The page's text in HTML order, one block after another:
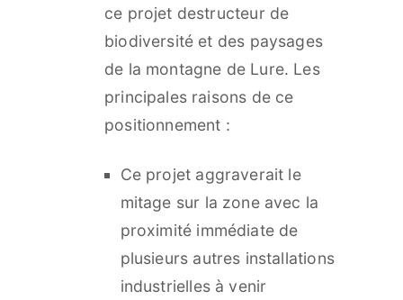
ce projet destructeur de
biodiversité et des paysages
de la montagne de Lure. Les
principales raisons de ce
positionnement :
Ce projet aggraverait le
mitage sur la zone avec la
proximité immédiate de
plusieurs autres installations
industrielles à venir